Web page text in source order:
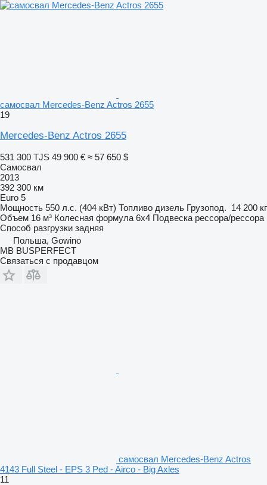
самосвал Mercedes-Benz Actros 2655
19
Mercedes-Benz Actros 2655
531 300 TJS 49 900 € ≈ 57 650 $
Самосвал
2013
392 300 км
Euro 5
Мощность 550 л.с. (404 кВт) Топливо дизель Грузопод. 14 200 кг
Объем 16 м³ Колесная формула 6x4 Подвеска рессора/рессора
Способ разгрузки задняя
Польша, Gowino
MB BUSPERFECT
Связаться с продавцом
самосвал Mercedes-Benz Actros
4143 Full Steel - EPS 3 Ped - Airco - Big Axles
11